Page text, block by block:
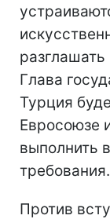
Глава
Турция
Евросоюзе
выполнить
требования.
Против